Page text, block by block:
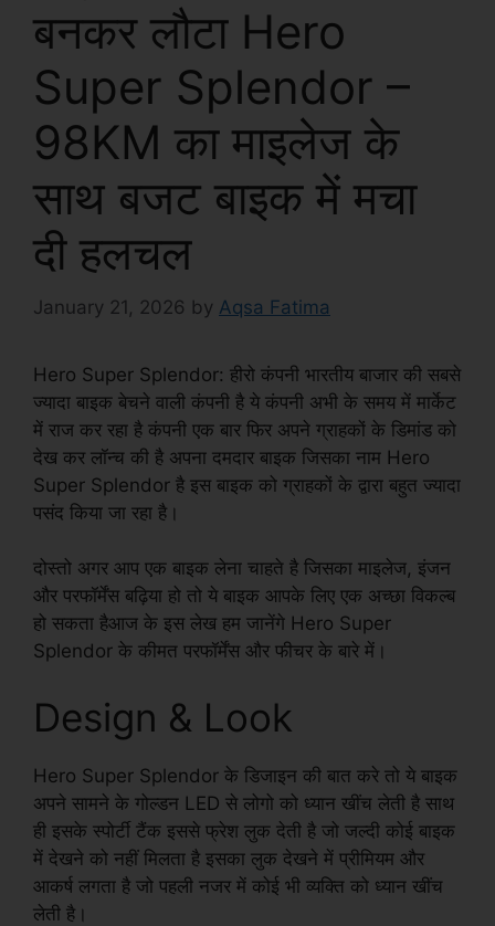
बनकर लौटा Hero
Super Splendor –
98KM का माइलेज के
साथ बजट बाइक में मचा
दी हलचल
January 21, 2026 by Aqsa Fatima
Hero Super Splendor: हीरो कंपनी भारतीय बाजार की सबसे
ज्यादा बाइक बेचने वाली कंपनी है ये कंपनी अभी के समय में मार्केट
में राज कर रहा है कंपनी एक बार फिर अपने ग्राहकों के डिमांड को
देख कर लॉन्च की है अपना दमदार बाइक जिसका नाम Hero
Super Splendor है इस बाइक को ग्राहकों के द्वारा बहुत ज्यादा
पसंद किया जा रहा है।
दोस्तो अगर आप एक बाइक लेना चाहते है जिसका माइलेज, इंजन
और परफॉर्मेंस बढ़िया हो तो ये बाइक आपके लिए एक अच्छा विकल्ब
हो सकता हैआज के इस लेख हम जानेंगे Hero Super
Splendor के कीमत परफॉर्मेंस और फीचर के बारे में।
Design & Look
Hero Super Splendor के डिजाइन की बात करे तो ये बाइक
अपने सामने के गोल्डन LED से लोगो को ध्यान खींच लेती है साथ
ही इसके स्पोर्टी टैंक इससे फ्रेश लुक देती है जो जल्दी कोई बाइक
में देखने को नहीं मिलता है इसका लुक देखने में प्रीमियम और
आकर्ष लगता है जो पहली नजर में कोई भी व्यक्ति को ध्यान खींच
लेती है।